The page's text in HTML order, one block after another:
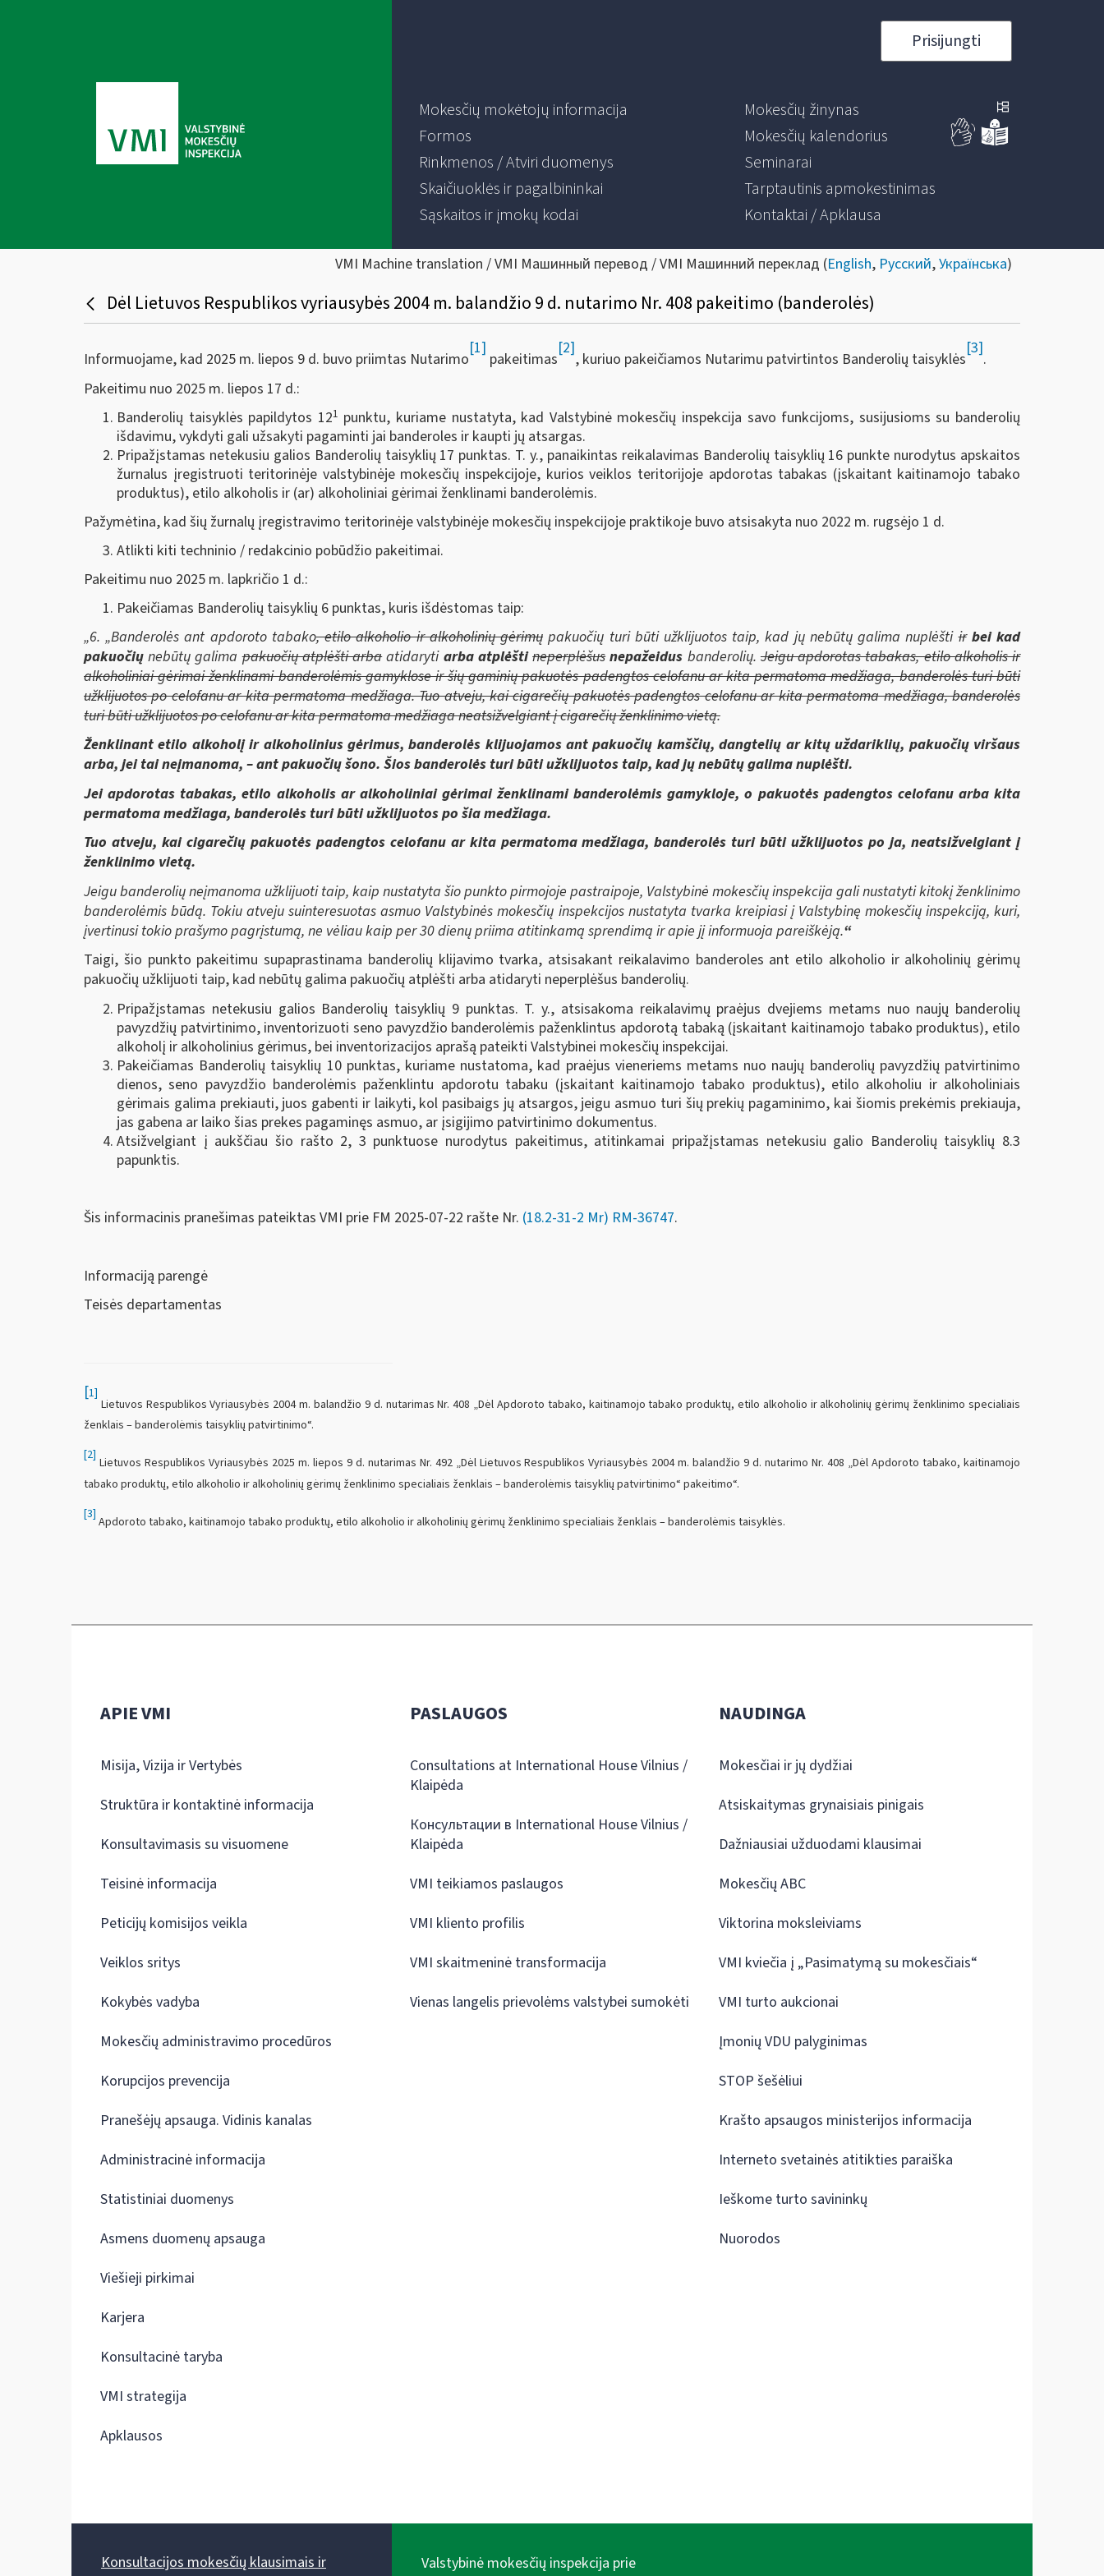
Prisijungti
Mokesčių mokėtojų informacija
Formos
Rinkmenos / Atviri duomenys
Skaičiuoklės ir pagalbininkai
Sąskaitos ir įmokų kodai
Mokesčių žinynas
Mokesčių kalendorius
Seminarai
Tarptautinis apmokestinimas
Kontaktai / Apklausa
VMI Machine translation / VMI Машинный перевод / VMI Машинний переклад (English, Русский,Українська)
Dėl Lietuvos Respublikos vyriausybės 2004 m. balandžio 9 d. nutarimo Nr. 408 pakeitimo (banderolės)
Informuojame, kad 2025 m. liepos 9 d. buvo priimtas Nutarimo
[1]
pakeitimas
[2]
, kuriuo pakeičiamos Nutarimu patvirtintos Banderolių taisyklės
[3]
.
Pakeitimu nuo 2025 m. liepos 17 d.:
Banderolių taisyklės papildytos 121 punktu, kuriame nustatyta, kad Valstybinė mokesčių inspekcija savo funkcijoms, susijusioms su banderolių
išdavimu, vykdyti gali užsakyti pagaminti jai banderoles ir kaupti jų atsargas.
Pripažįstamas netekusiu galios Banderolių taisyklių 17 punktas. T. y., panaikintas reikalavimas Banderolių taisyklių 16 punkte nurodytus apskaitos
žurnalus įregistruoti teritorinėje valstybinėje mokesčių inspekcijoje, kurios veiklos teritorijoje apdorotas tabakas (įskaitant kaitinamojo tabako
produktus), etilo alkoholis ir (ar) alkoholiniai gėrimai ženklinami banderolėmis.
Pažymėtina, kad šių žurnalų įregistravimo teritorinėje valstybinėje mokesčių inspekcijoje praktikoje buvo atsisakyta nuo 2022 m. rugsėjo 1 d.
Atlikti kiti techninio / redakcinio pobūdžio pakeitimai.
Pakeitimu nuo 2025 m. lapkričio 1 d.:
Pakeičiamas Banderolių taisyklių 6 punktas, kuris išdėstomas taip:
„6.„Banderolės ant apdoroto tabako, etilo alkoholio ir alkoholinių gėrimų pakuočių turi būti užklijuotos taip, kad jų nebūtų galima nuplėštiir bei kad
pakuočiųnebūtų galimapakuočių atplėšti arbaatidaryti arba atplėštineperplėšus nepažeidus banderolių. Jeigu apdorotas tabakas, etilo alkoholis ir
alkoholiniai gėrimai ženklinami banderolėmis gamyklose ir šių gaminių pakuotės padengtos celofanu ar kita permatoma medžiaga, banderolės turi būti
užklijuotos po celofanu ar kita permatoma medžiaga. Tuo atveju, kai cigarečių pakuotės padengtos celofanu ar kita permatoma medžiaga, banderolės
turi būti užklijuotos po celofanu ar kita permatoma medžiaga neatsižvelgiant į cigarečių ženklinimo vietą.
Ženklinant etilo alkoholį ir alkoholinius gėrimus, banderolės klijuojamos ant pakuočių kamščių, dangtelių ar kitų uždariklių, pakuočių viršaus
arba, jei tai neįmanoma, – ant pakuočių šono. Šios banderolės turi būti užklijuotos taip, kad jų nebūtų galima nuplėšti.
Jei apdorotas tabakas, etilo alkoholis ar alkoholiniai gėrimai ženklinami banderolėmis gamykloje, o pakuotės padengtos celofanu arba kita
permatoma medžiaga, banderolės turi būti užklijuotos po šia medžiaga.
Tuo atveju, kai cigarečių pakuotės padengtos celofanu ar kita permatoma medžiaga, banderolės turi būti užklijuotos po ja, neatsižvelgiant į
ženklinimo vietą.
Jeigu banderolių neįmanoma užklijuoti taip, kaip nustatyta šio punkto pirmojoje pastraipoje, Valstybinė mokesčių inspekcija gali nustatyti kitokį ženklinimo
banderolėmis būdą. Tokiu atveju suinteresuotas asmuo Valstybinės mokesčių inspekcijos nustatyta tvarka kreipiasi į Valstybinę mokesčių inspekciją, kuri,
įvertinusi tokio prašymo pagrįstumą, ne vėliau kaip per 30 dienų priima atitinkamą sprendimą ir apie jį informuoja pareiškėją.“
Taigi, šio punkto pakeitimu supaprastinama banderolių klijavimo tvarka, atsisakant reikalavimo banderoles ant etilo alkoholio ir alkoholinių gėrimų
pakuočių užklijuoti taip, kad nebūtų galima pakuočių atplėšti arba atidaryti neperplėšus banderolių.
Pripažįstamas netekusiu galios Banderolių taisyklių 9 punktas. T. y., atsisakoma reikalavimų praėjus dvejiems metams nuo naujų banderolių
pavyzdžių patvirtinimo, inventorizuoti seno pavyzdžio banderolėmis paženklintus apdorotą tabaką (įskaitant kaitinamojo tabako produktus), etilo
alkoholį ir alkoholinius gėrimus, bei inventorizacijos aprašą pateikti Valstybinei mokesčių inspekcijai.
Pakeičiamas Banderolių taisyklių 10 punktas, kuriame nustatoma, kad praėjus vieneriems metams nuo naujų banderolių pavyzdžių patvirtinimo
dienos, seno pavyzdžio banderolėmis paženklintu apdorotu tabaku (įskaitant kaitinamojo tabako produktus), etilo alkoholiu ir alkoholiniais
gėrimais galima prekiauti, juos gabenti ir laikyti, kol pasibaigs jų atsargos, jeigu asmuo turi šių prekių pagaminimo, kai šiomis prekėmis prekiauja,
jas gabena ar laiko šias prekes pagaminęs asmuo, ar įsigijimo patvirtinimo dokumentus.
Atsižvelgiant į aukščiau šio rašto 2, 3 punktuose nurodytus pakeitimus, atitinkamai pripažįstamas netekusiu galio Banderolių taisyklių 8.3
papunktis.
Šis informacinis pranešimas pateiktas VMI prie FM 2025-07-22 rašte Nr. (18.2-31-2 Mr) RM-36747.
Informaciją parengė
Teisės departamentas
[1]
Lietuvos Respublikos Vyriausybės 2004 m. balandžio 9 d. nutarimas Nr. 408 „Dėl Apdoroto tabako, kaitinamojo tabako produktų, etilo alkoholio ir alkoholinių gėrimų ženklinimo specialiais
ženklais – banderolėmis taisyklių patvirtinimo“.
[2]
Lietuvos Respublikos Vyriausybės 2025 m. liepos 9 d. nutarimas Nr. 492 „Dėl Lietuvos Respublikos Vyriausybės 2004 m. balandžio 9 d. nutarimo Nr. 408 „Dėl Apdoroto tabako, kaitinamojo
tabako produktų, etilo alkoholio ir alkoholinių gėrimų ženklinimo specialiais ženklais – banderolėmis taisyklių patvirtinimo“ pakeitimo“.
[3]
Apdoroto tabako, kaitinamojo tabako produktų, etilo alkoholio ir alkoholinių gėrimų ženklinimo specialiais ženklais – banderolėmis taisyklės.
APIE VMI
Misija, Vizija ir Vertybės
Struktūra ir kontaktinė informacija
Konsultavimasis su visuomene
Teisinė informacija
Peticijų komisijos veikla
Veiklos sritys
Kokybės vadyba
Mokesčių administravimo procedūros
Korupcijos prevencija
Pranešėjų apsauga. Vidinis kanalas
Administracinė informacija
Statistiniai duomenys
Asmens duomenų apsauga
Viešieji pirkimai
Karjera
Konsultacinė taryba
VMI strategija
Apklausos
PASLAUGOS
Consultations at International House Vilnius /
Klaipėda
Консультации в International House Vilnius /
Klaipėda
VMI teikiamos paslaugos
VMI kliento profilis
VMI skaitmeninė transformacija
Vienas langelis prievolėms valstybei sumokėti
NAUDINGA
Mokesčiai ir jų dydžiai
Atsiskaitymas grynaisiais pinigais
Dažniausiai užduodami klausimai
Mokesčių ABC
Viktorina moksleiviams
VMI kviečia į „Pasimatymą su mokesčiais“
VMI turto aukcionai
Įmonių VDU palyginimas
STOP šešėliui
Krašto apsaugos ministerijos informacija
Interneto svetainės atitikties paraiška
Ieškome turto savininkų
Nuorodos
Konsultacijos mokesčių klausimais ir
Valstybinė mokesčių inspekcija prie